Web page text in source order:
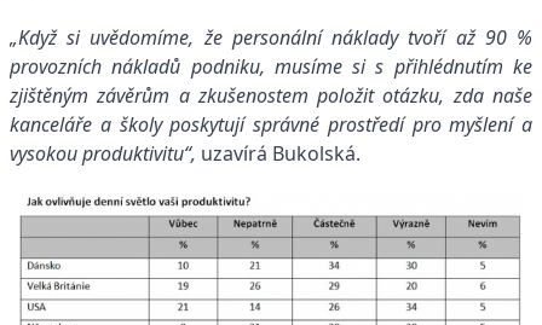
„Když si uvědomíme, že personální náklady tvoří až 90 %
provozních nákladů podniku, musíme si s přihlédnutím ke
zjištěným závěrům a zkušenostem položit otázku, zda naše
kanceláře a školy poskytují správné prostředí pro myšlení a
vysokou produktivitu“, uzavírá Bukolská.